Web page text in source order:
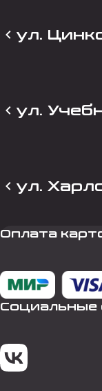
ул.
ул.
ул.
Оплата
Социальные